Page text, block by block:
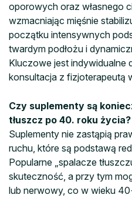
oporowych oraz własnego
wzmacniając mięśnie
początku intensywnych
twardym podłożu i
Kluczowe jest indywidualne
konsultacja z fizjoterapeutą
Czy suplementy są
tłuszcz po 40. roku życia?
Suplementy nie zastąpią
ruchu, które są podstawą
Popularne „spalacze
skuteczność, a przy tym
lub nerwowy, co w wieku